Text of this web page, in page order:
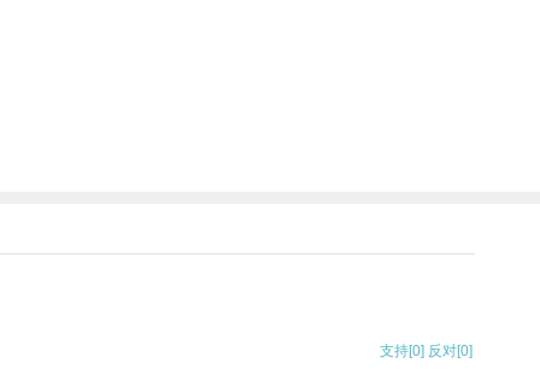
支持[0] 反对[0]